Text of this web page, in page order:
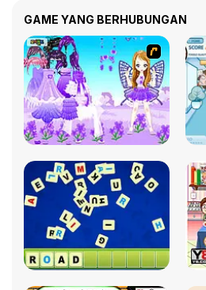
GAME YANG BERHUBUNGAN